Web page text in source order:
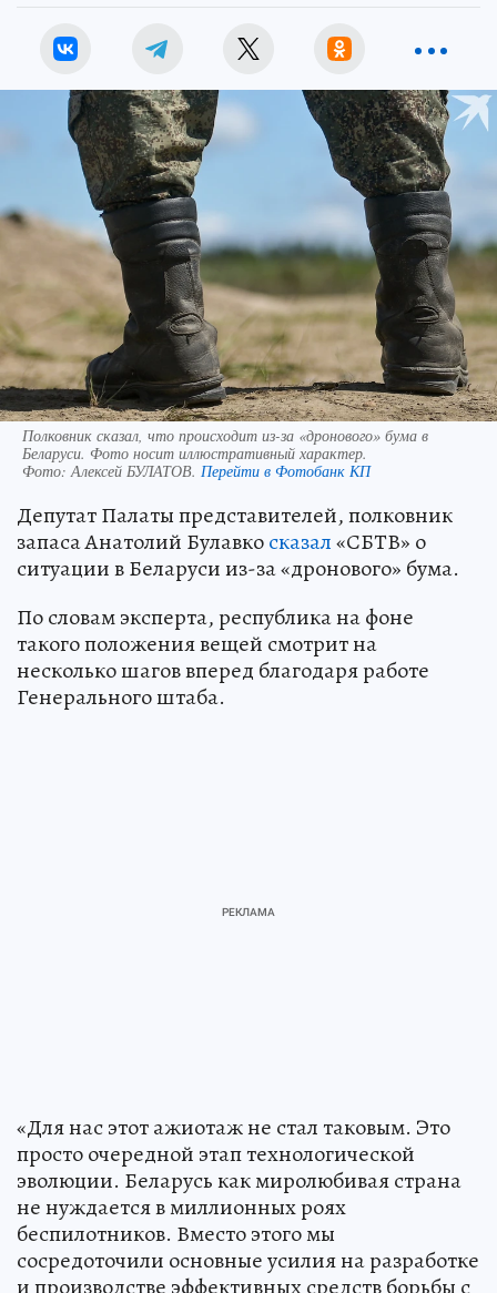
Полковник сказал, что происходит из-за «дронового» бума в
Беларуси. Фото носит иллюстративный характер.
Фото:Алексей БУЛАТОВ. Перейти в Фотобанк КП
Депутат Палаты представителей, полковник
запаса Анатолий Булавкосказал«СБТВ» о
ситуации в Беларуси из-за «дронового» бума.
По словам эксперта, республика на фоне
такого положения вещей смотрит на
несколько шагов вперед благодаря работе
Генерального штаба.
«Для нас этот ажиотаж не стал таковым. Это
просто очередной этап технологической
эволюции. Беларусь как миролюбивая страна
не нуждается в миллионных роях
беспилотников. Вместо этого мы
сосредоточили основные усилия на разработке
и производстве эффективных средств борьбы с